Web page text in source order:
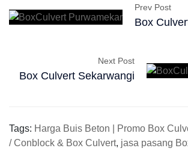
Prev Post
Box
Next Post
Box Culvert Sekarwangi
Tags: Harga Buis Beton | Promo Box
/ Conblock & Box Culvert, jasa pasang